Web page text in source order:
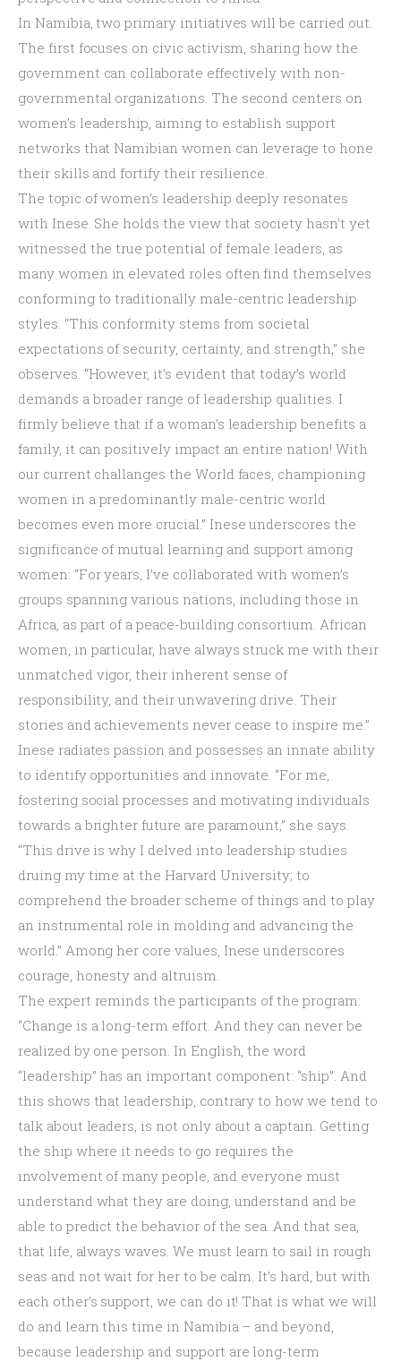
In Namibia, two primary initiatives will be carried out.
The first focuses on civic activism, sharing how the
government can collaborate effectively with non-
governmental organizations. The second centers on
women’s leadership, aiming to establish support
networks that Namibian women can leverage to hone
their skills and fortify their resilience.
The topic of women’s leadership deeply resonates
with Inese. She holds the view that society hasn’t yet
witnessed the true potential of female leaders, as
many women in elevated roles often find themselves
conforming to traditionally male-centric leadership
styles. “This conformity stems from societal
expectations of security, certainty, and strength,” she
observes. “However, it’s evident that today’s world
demands a broader range of leadership qualities. I
firmly believe that if a woman’s leadership benefits a
family, it can positively impact an entire nation! With
our current challanges the World faces, championing
women in a predominantly male-centric world
becomes even more crucial.” Inese underscores the
significance of mutual learning and support among
women: “For years, I’ve collaborated with women’s
groups spanning various nations, including those in
Africa, as part of a peace-building consortium. African
women, in particular, have always struck me with their
unmatched vigor, their inherent sense of
responsibility, and their unwavering drive. Their
stories and achievements never cease to inspire me.”
Inese radiates passion and possesses an innate ability
to identify opportunities and innovate. “For me,
fostering social processes and motivating individuals
towards a brighter future are paramount,” she says.
“This drive is why I delved into leadership studies
druing my time at the Harvard University; to
comprehend the broader scheme of things and to play
an instrumental role in molding and advancing the
world.” Among her core values, Inese underscores
courage, honesty and altruism.
The expert reminds the participants of the program:
“Change is a long-term effort. And they can never be
realized by one person. In English, the word
“leadership” has an important component: “ship”. And
this shows that leadership, contrary to how we tend to
talk about leaders, is not only about a captain. Getting
the ship where it needs to go requires the
involvement of many people, and everyone must
understand what they are doing, understand and be
able to predict the behavior of the sea. And that sea,
that life, always waves. We must learn to sail in rough
seas and not wait for her to be calm. It’s hard, but with
each other’s support, we can do it! That is what we will
do and learn this time in Namibia – and beyond,
because leadership and support are long-term